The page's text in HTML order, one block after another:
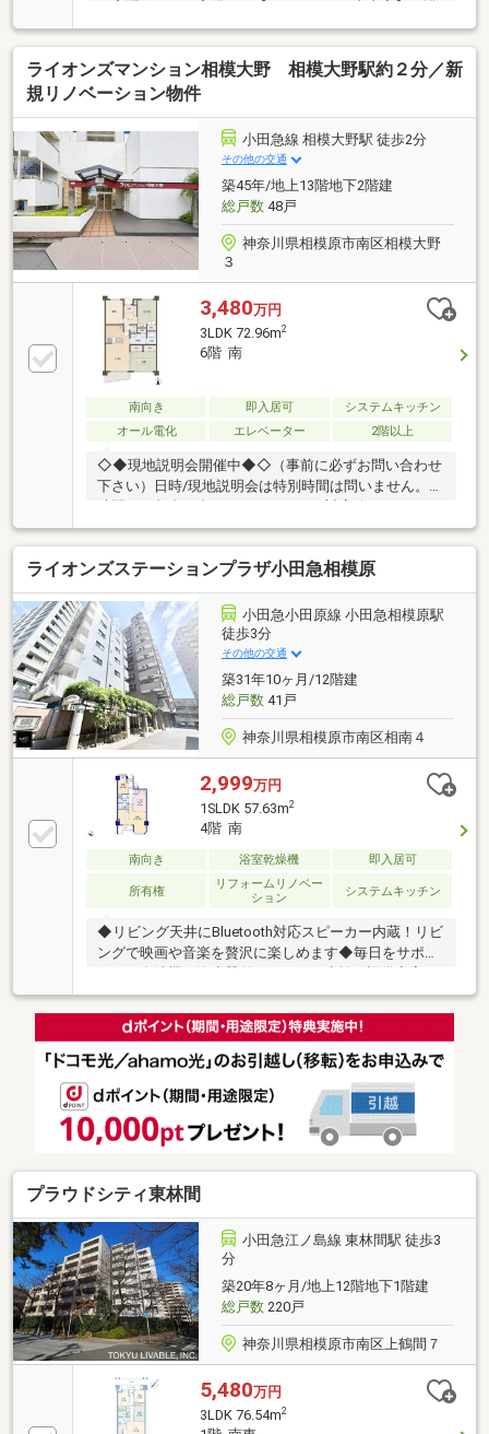
室新規交換・キッチン新規交換・洗面化粧台新規交
換・トイレ新規交換・建具交換・床張り・全面クロス
張替え・間取り変更（和室→洋室へ）・給湯器新規交
換ほか
ライオンズマンション相模大野 相模大野駅約２分／新
規リノベーション物件
小田急線 相模大野駅 徒歩2分
その他の交通
築45年/地上13階地下2階建
総戸数48戸
神奈川県相模原市南区相模大野
３
3,480万円
3LDK 72.96m2
6階 南
南向き 即入居可
システムキッチン
オール電化
エレベーター 2階以上
◇◆現地説明会開催中◆◇（事前に必ずお問い合わせ
下さい）日時/現地説明会は特別時間は問いません。お
気軽にお申し付け下さい。◇貴重なお時間の中で、ご
希望の情報をご案内します◇ お客様のご都合に合わせ
て、 短時間のご案内も可♪じっくりと沢山の物件情報
のご案内も可♪ ご都合に合わせたご紹介をします♪ ～
おおよその所要時間や内容は、下記をご参考ください
～〇ご希望条件のご相談（30分～） 〇資金計画のご相
談（30分～）〇現地／物件見学（60分～） 〇周辺環境
のご紹介（60分～） ご来場の際は、事前にご予約をお
願いします♪
ライオンズステーションプラザ小田急相模原
小田急小田原線 小田急相模原駅
徒歩3分
その他の交通
築31年10ヶ月/12階建
総戸数41戸
神奈川県相模原市南区相南４
2,999万円
1SLDK 57.63m2
4階 南
南向き 浴室乾燥機 即入居可
所有権
リフォームリノベー
ション
システムキッチン
◆リビング天井にBluetooth対応スピーカー内蔵！リビ
ングで映画や音楽を贅沢に楽しめます◆毎日をサポー
暮らしやすい住まい◆うれしい♪リノベーション済物
件豊かに過ごすには【インテリア】と【エクステリ
ア】カーポートや楽しめる庭、この充実度で変わって
きます。これらを一括で購入できその代金を住宅ロー
チです。※東京MXテレビ「カンニング竹山のイチバン
研究所」２０２３年７月１日放送■やりとり不要で内
覧確定可能■赤色の見学予約ボタンから最短２分で完
プラウドシティ東林間
小田急江ノ島線 東林間駅 徒歩3
分
築20年8ヶ月/地上12階地下1階建
総戸数220戸
神奈川県相模原市南区上鶴間７
5,480万円
3LDK 76.54m2